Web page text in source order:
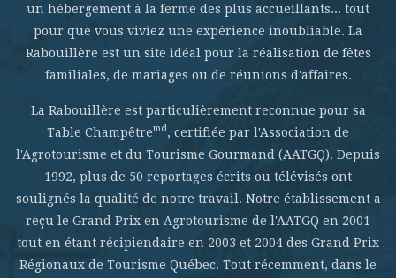
un hébergement à la ferme des plus accueillants... tout
pour que vous viviez une expérience inoubliable. La
Rabouillère est un site idéal pour la réalisation de fêtes
familiales, de mariages ou de réunions d'affaires.
La Rabouillère est particulièrement reconnue pour sa
Table Champêtremd, certifiée par l'Association de
l'Agrotourisme et du Tourisme Gourmand (AATGQ). Depuis
1992, plus de 50 reportages écrits ou télévisés ont
soulignés la qualité de notre travail. Notre établissement a
reçu le Grand Prix en Agrotourisme de l'AATGQ en 2001
tout en étant récipiendaire en 2003 et 2004 des Grand Prix
Régionaux de Tourisme Québec. Tout récemment, dans le